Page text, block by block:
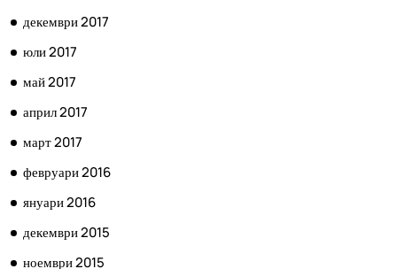
декември 2017
юли 2017
май 2017
април 2017
март 2017
февруари 2016
януари 2016
декември 2015
ноември 2015